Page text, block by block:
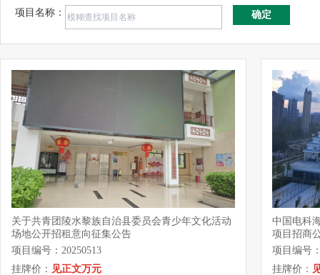
项目名称： 确定
关于共青团陵水黎族自治县委员会青少年文化活动
场地公开招租意向征集公告
项目编号：20250513
挂牌价： 见正文万元
中国电科
项目招商
项目编号
挂牌价：